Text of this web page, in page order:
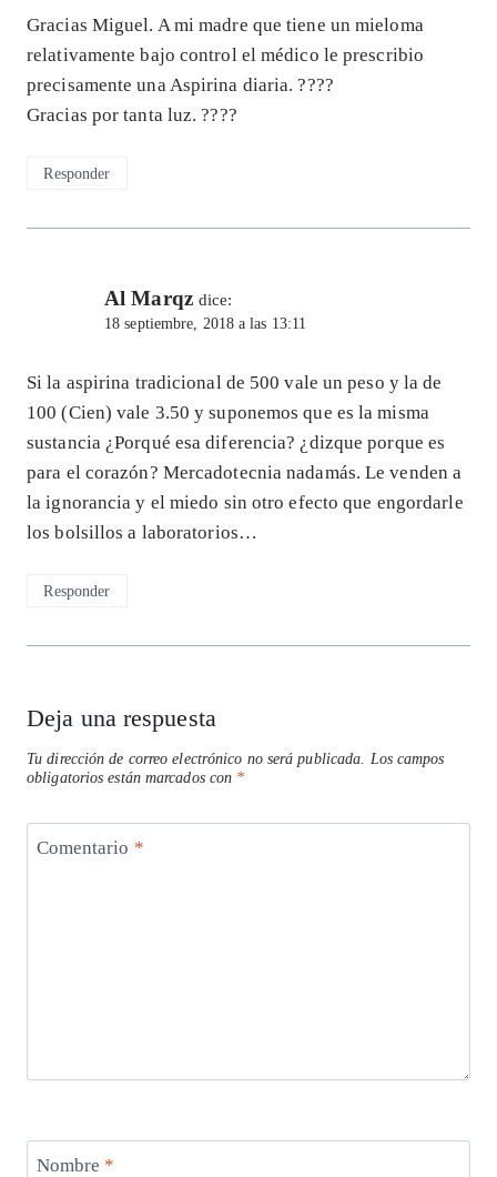
Gracias Miguel. A mi madre que tiene un mieloma
relativamente bajo control el médico le prescribio
precisamente una Aspirina diaria. ????
Gracias por tanta luz. ????
Responder
Al Marqz dice:
18 septiembre, 2018 a las 13:11
Si la aspirina tradicional de 500 vale un peso y la de
100 (Cien) vale 3.50 y suponemos que es la misma
sustancia ¿Porqué esa diferencia? ¿dizque porque es
para el corazón? Mercadotecnia nadamás. Le venden a
la ignorancia y el miedo sin otro efecto que engordarle
los bolsillos a laboratorios…
Responder
Deja una respuesta
Tu dirección de correo electrónico no será publicada. Los campos
obligatorios están marcados con *
Comentario *
Nombre *